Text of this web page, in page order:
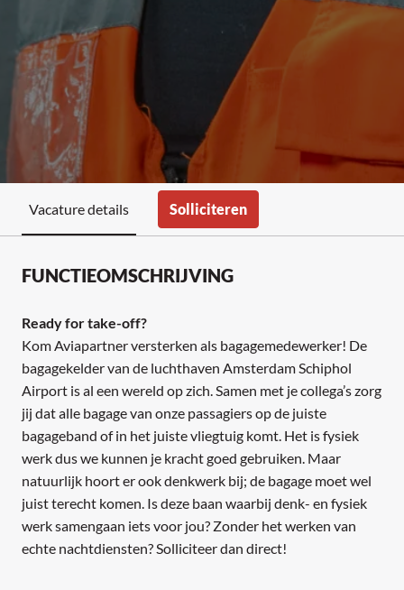
Vacature details Solliciteren
FUNCTIEOMSCHRIJVING
Ready for take-off?
Kom Aviapartner versterken als bagagemedewerker! De
bagagekelder van de luchthaven Amsterdam Schiphol
Airport is al een wereld op zich. Samen met je collega’s zorg
jij dat alle bagage van onze passagiers op de juiste
bagageband of in het juiste vliegtuig komt. Het is fysiek
werk dus we kunnen je kracht goed gebruiken. Maar
natuurlijk hoort er ook denkwerk bij; de bagage moet wel
juist terecht komen. Is deze baan waarbij denk- en fysiek
werk samengaan iets voor jou? Zonder het werken van
echte nachtdiensten? Solliciteer dan direct!